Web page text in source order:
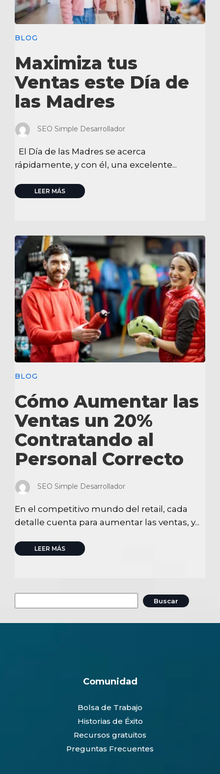
BLOG
Maximiza tus
Ventas este Día de
las Madres
SEO Simple Desarrollador
El Día de las Madres se acerca
rápidamente, y con él, una excelente...
LEER MÁS
BLOG
Cómo Aumentar las
Ventas un 20%
Contratando al
Personal Correcto
SEO Simple Desarrollador
En el competitivo mundo del retail, cada
detalle cuenta para aumentar las ventas, y...
LEER MÁS
Comunidad
Bolsa de Trabajo
Historias de Éxito
Recursos gratuitos
Preguntas Frecuentes